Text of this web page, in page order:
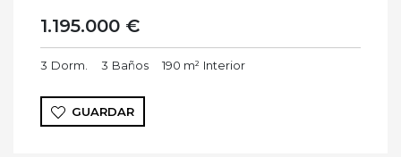
1.195.000 €
3 Dorm. 3 Baños 190 m² Interior
GUARDAR